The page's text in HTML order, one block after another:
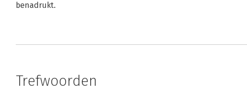
benadrukt.
Trefwoorden